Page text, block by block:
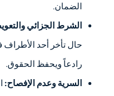
الضمان.
الشرط الجزائي
حال تأخر أحد الأطراف
رادعاً ويحفظ الحقوق.
السرية وعدم الإفصاح: